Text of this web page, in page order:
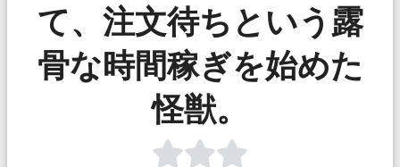
て、注文待ちという露
骨な時間稼ぎを始めた
怪獣。